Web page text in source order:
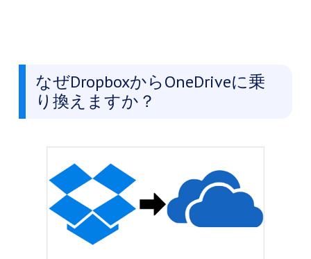
なぜDropboxからOneDriveに乗
り換えますか？